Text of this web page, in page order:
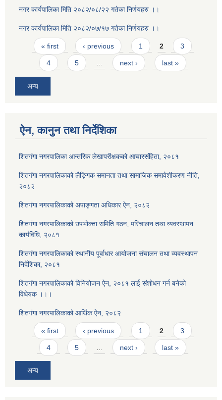
नगर कार्यपालिका मिति २०८२/०८/२२ गतेका निर्णयहरु ।।
नगर कार्यपालिका मिति २०८२/०७/१७ गतेका निर्णयहरु ।।
Pages
« first ‹ previous 1 2 3
4 5 … next › last »
अन्य
ऐन, कानुन तथा निर्देशिका
शितगंगा नगरपालिका आन्तरिक लेखापरीक्षकको आचारसंहिता, २०८१
शितगंगा नगरपालिकाको लैङ्गिक समानता तथा सामाजिक समावेशीकरण नीति,
२०८२
शितगंगा नगरपालिकाको अपाङ्गता अधिकार ऐन, २०८२
शितगंगा नगरपालिकाको उपभोक्ता समिति गठन, परिचालन तथा व्यवस्थापन
कार्यविधि, २०८१
शितगंगा नगरपालिकाको स्थानीय पूर्वाधार आयोजना संचालन तथा व्यवस्थापन
निर्देशिका, २०८१
शितगंगा नगरपालिकाको विनियोजन ऐन, २०८१ लाई संशोधन गर्न बनेको
विधेयक ।।।
शितगंगा नगरपालिकाको आर्थिक ऐन, २०८२
Pages
« first ‹ previous 1 2 3
4 5 next › last »
अन्य